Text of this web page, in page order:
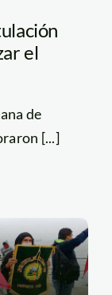
el
de
[...]